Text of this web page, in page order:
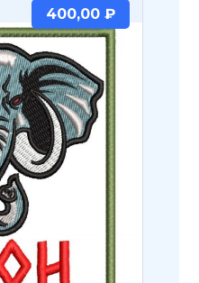
400,00 ₽